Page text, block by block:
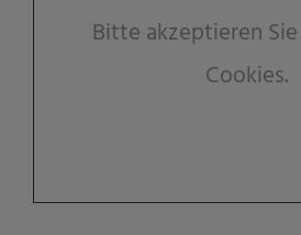
Bitte akzeptieren
Cookies.